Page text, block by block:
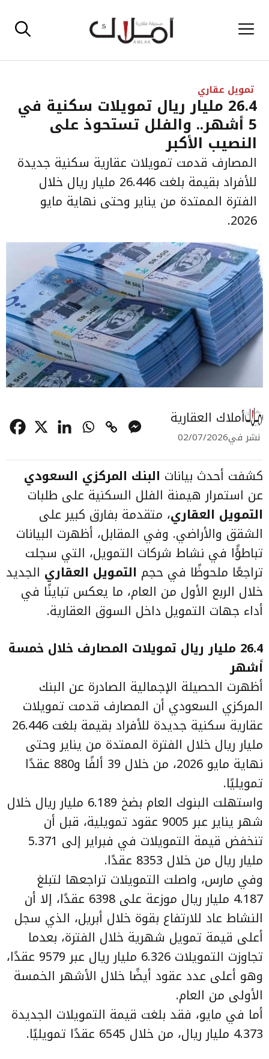
إلى القائمة
تمويل عقاري
26.4 مليار ريال تمويلات سكنية في
5 أشهر.. والفلل تستحوذ على
النصيب الأكبر
المصارف قدمت تمويلات عقارية سكنية جديدة
للأفراد بقيمة بلغت 26.446 مليار ريال خلال
الفترة الممتدة من يناير وحتى نهاية مايو
2026.
أملاك العقارية
نشر في02/07/2026
كشفت أحدث بيانات البنك المركزي السعودي
عن استمرار هيمنة الفلل السكنية على طلبات
التمويل العقاري، متقدمة بفارق كبير على
الشقق والأراضي. وفي المقابل، أظهرت البيانات
تباطؤًا في نشاط شركات التمويل، التي سجلت
تراجعًا ملحوظًا في حجم التمويل العقاري الجديد
خلال الربع الأول من العام، ما يعكس تباينًا في
أداء جهات التمويل داخل السوق العقارية.
26.4 مليار ريال تمويلات المصارف خلال خمسة
أشهر
أظهرت الحصيلة الإجمالية الصادرة عن البنك
المركزي السعودي أن المصارف قدمت تمويلات
عقارية سكنية جديدة للأفراد بقيمة بلغت 26.446
مليار ريال خلال الفترة الممتدة من يناير وحتى
نهاية مايو 2026، من خلال 39 ألفًا و880 عقدًا
تمويليًا.
واستهلت البنوك العام بضخ 6.189 مليار ريال خلال
شهر يناير عبر 9005 عقود تمويلية، قبل أن
تنخفض قيمة التمويلات في فبراير إلى 5.371
مليار ريال من خلال 8353 عقدًا.
وفي مارس، واصلت التمويلات تراجعها لتبلغ
4.187 مليار ريال موزعة على 6398 عقدًا، إلا أن
النشاط عاد للارتفاع بقوة خلال أبريل، الذي سجل
أعلى قيمة تمويل شهرية خلال الفترة، بعدما
تجاوزت التمويلات 6.326 مليار ريال عبر 9579 عقدًا،
وهو أعلى عدد عقود أيضًا خلال الأشهر الخمسة
الأولى من العام.
أما في مايو، فقد بلغت قيمة التمويلات الجديدة
4.373 مليار ريال، من خلال 6545 عقدًا تمويليًا.